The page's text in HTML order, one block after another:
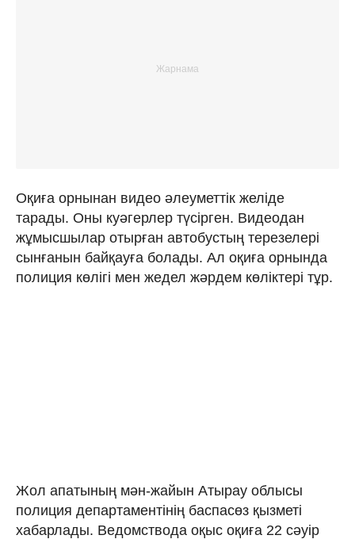
Оқиға орнынан видео әлеуметтік желіде
тарады. Оны куәгерлер түсірген. Видеодан
жұмысшылар отырған автобустың терезелері
сынғанын байқауға болады. Ал оқиға орнында
полиция көлігі мен жедел жәрдем көліктері тұр.
Жол апатының мән-жайын Атырау облысы
полиция департаментінің баспасөз қызметі
хабарлады. Ведомствода оқыс оқиға 22 сәуір